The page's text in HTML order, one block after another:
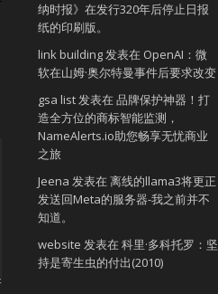
纳时报》在发行320年后停止日报
纸的印刷版。
link building发表在 OpenAI：微
软在山姆·奥尔特曼事件后要求改变
gsa list发表在 品牌保护神器！打
造全方位的商标智能监测，
NameAlerts.io助您畅享无忧商业
之旅
Jeena 发表在 离线的llama3将更正
发送回Meta的服务器-我之前并不
知道。
website 发表在 科里·多科托罗：坚
持是寄生虫的付出(2010)